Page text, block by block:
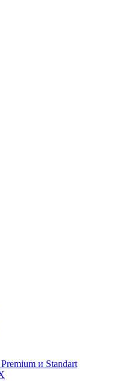
и Standart